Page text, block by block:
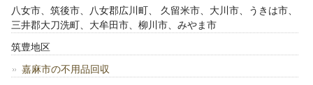
八女市、筑後市、八女郡広川町、 久留米市、大川市、うきは市、
三井郡大刀洗町、大牟田市、柳川市、みやま市
筑豊地区
嘉麻市の不用品回収